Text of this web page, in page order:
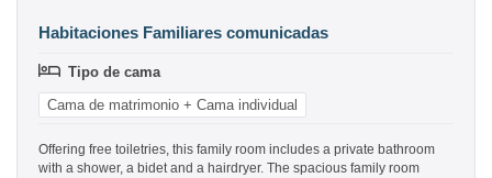
Habitaciones Familiares comunicadas
Tipo de cama
Cama de matrimonio + Cama individual
Offering free toiletries, this family room includes a private bathroom
with a shower, a bidet and a hairdryer. The spacious family room